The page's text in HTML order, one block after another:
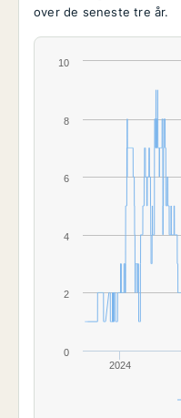
over de seneste tre år.
2024
0
2
4
6
8
10